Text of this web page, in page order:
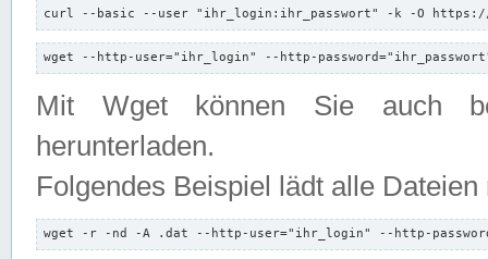
curl --basic --user "ihr_login:ihr_passwort" -k -O
wget --http-user="ihr_login" --http-
Mit Wget können Sie auch
herunterladen.
Folgendes Beispiel lädt alle
wget -r -nd -A .dat --http-user="ihr_login" --http-